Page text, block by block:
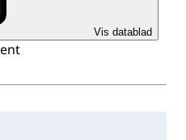
Vis datablad